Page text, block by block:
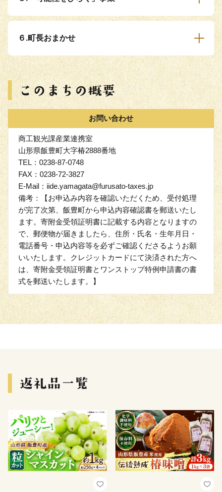
６.町長おまかせ
お問い合わせ
商工観光課産業連携室
山形県飯豊町大字椿2888番地
TEL：0238-87-0748
FAX：0238-72-3827
E-Mail：iide.yamagata@furusato-taxes.jp
備考：【お申込み内容を確認いただくため、受付処理
が完了次第、飯豊町から申込内容確認書を郵送いたし
ます。寄附金受領証明書に記載する内容となりますの
で、郵便物が届きましたら、住所・氏名・生年月日・
電話番号・申込内容等を必ずご確認くださるようお願
いいたします。クレジットカードにて決済された方へ
は、寄附金受領証明書とワンストップ特例申請書の書
式を郵送いたします。】